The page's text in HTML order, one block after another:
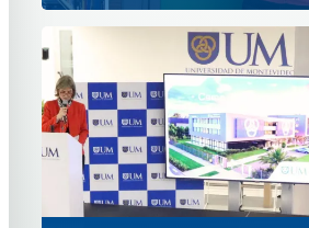
representaron a la Universidad
Ver más